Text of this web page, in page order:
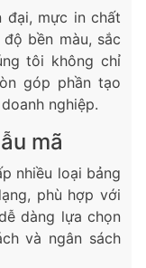
đại, mực in chất
bền màu, sắc
tôi không chỉ
góp phần tạo
nghiệp.
mã
nhiều loại bảng
phù hợp với
dàng lựa chọn
và ngân sách